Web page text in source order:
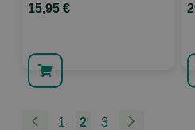
15,95 €
Página
Página
PreviousPágina
1
You're
2 Página
3